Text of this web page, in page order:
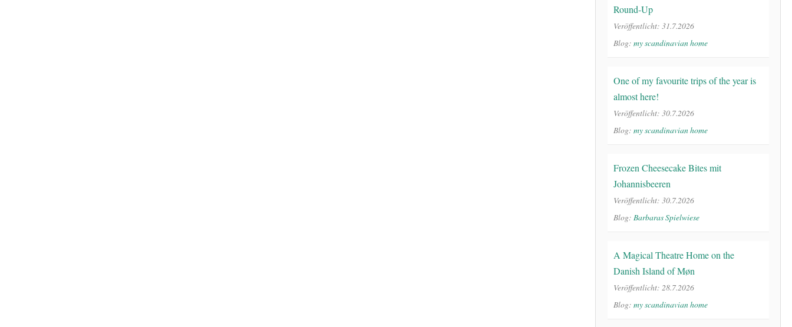
Round-Up
Veröffentlicht: 31.7.2026
Blog: my scandinavian home
One of my favourite trips of the year is
almost here!
Veröffentlicht: 30.7.2026
Blog: my scandinavian home
Frozen Cheesecake Bites mit
Johannisbeeren
Veröffentlicht: 30.7.2026
Blog: Barbaras Spielwiese
A Magical Theatre Home on the
Danish Island of Møn
Veröffentlicht: 28.7.2026
Blog: my scandinavian home